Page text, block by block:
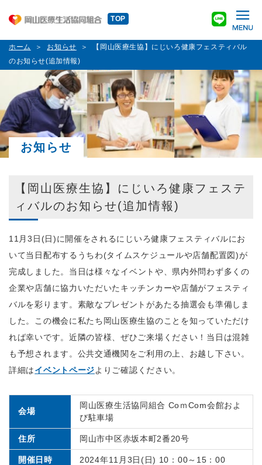
TOP
ホーム お知らせ
【岡山医療生協】にじいろ健康フェスティバル
のお知らせ(追加情報)
お知らせ
【岡山医療生協】にじいろ健康フェステ
ィバルのお知らせ(追加情報)
11月3日(日)に開催をされるにじいろ健康フェスティバルにお
いて当日配布するうちわ(タイムスケジュールや店舗配置図)が
完成しました。 当日は様々なイベントや、県内外問わず多くの
企業や店舗に協力いただいたキッチンカーや店舗がフェスティ
バルを彩ります。素敵なプレゼントがあたる抽選会も準備しま
した。この機会に私たち岡山医療生協のことを知っていただけ
れば幸いです。近隣の皆様、ぜひご来場ください！当日は混雑
も予想されます。公共交通機関をご利用の上、お越し下さい。
詳細はイベントページよりご確認ください。
会場
岡山医療生活協同組合 CoｍCom会館およ
び駐車場
住所 岡山市中区赤坂本町2番20号
開催日時 2024年11月3日(日) 10：00～15：00